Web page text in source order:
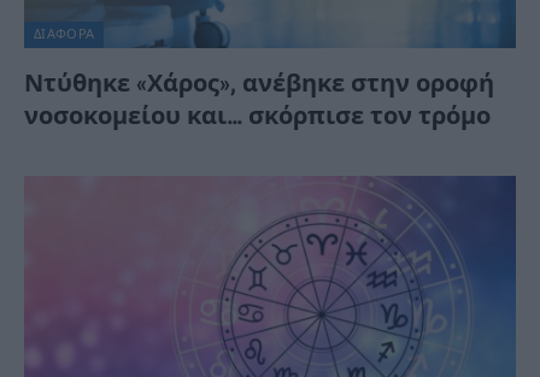
ΔΙΆΦΟΡΑ
Ντύθηκε «Χάρος», ανέβηκε στην οροφή
νοσοκομείου και… σκόρπισε τον τρόμο